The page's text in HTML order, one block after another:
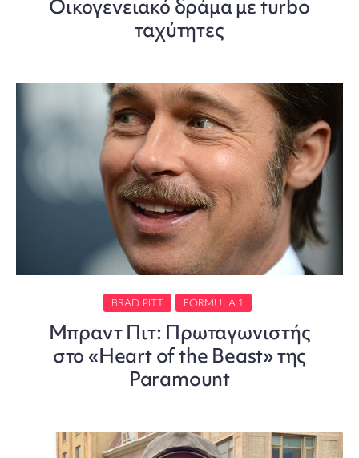
Οικογενειακό δράμα με turbo
ταχύτητες
BRAD PITT FORMULA 1
Μπραντ Πιτ: Πρωταγωνιστής
στο «Heart of the Beast» της
Paramount